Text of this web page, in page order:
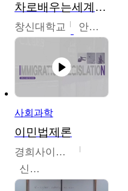
차로배우는세계문화
창신대학교 안소영
사회과학
이민법제론
경희사이버대학교
신광수